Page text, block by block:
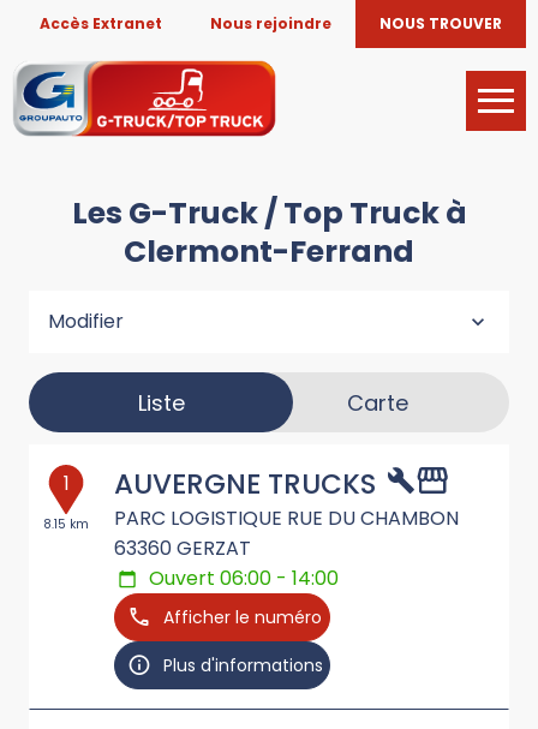
Accès Extranet Nous rejoindre NOUS TROUVER
Les G-Truck / Top Truck à
Clermont-Ferrand
Modifier
Liste Carte
1
8.15 km
AUVERGNE TRUCKS
PARC LOGISTIQUE RUE DU CHAMBON
63360GERZAT
Ouvert 06:00 - 14:00
Afficher le numéro
Plus d'informations